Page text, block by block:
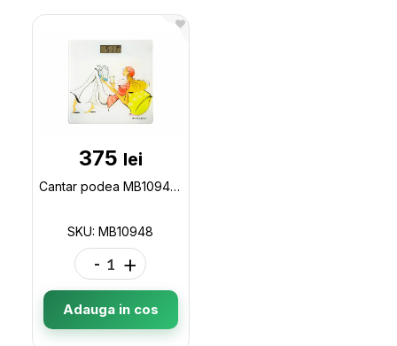
375 lei
Cantar podea MB10948 MB10948
SKU: MB10948
- +
Adauga in cos